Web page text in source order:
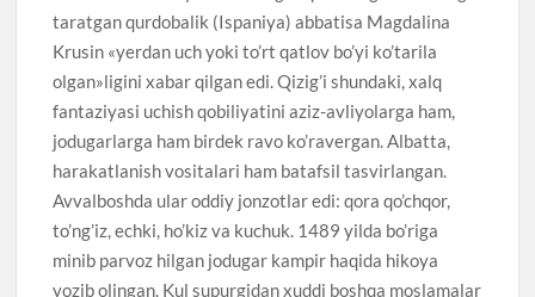
taratgan qurdobalik (Ispaniya) abbatisa Magdalina
Krusin «yerdan uch yoki to’rt qatlov bo’yi ko’tarila
olgan»ligini xabar qilgan edi. Qizig’i shundaki, xalq
fantaziyasi uchish qobiliyatini aziz-avliyolarga ham,
jodugarlarga ham birdek ravo ko’ravergan. Albatta,
harakatlanish vositalari ham batafsil tasvirlangan.
Avvalboshda ular oddiy jonzotlar edi: qora qo’chqor,
to’ng’iz, echki, ho’kiz va kuchuk. 1489 yilda bo’riga
minib parvoz hilgan jodugar kampir haqida hikoya
yozib olingan. Kul supurgidan xuddi boshqa moslamalar